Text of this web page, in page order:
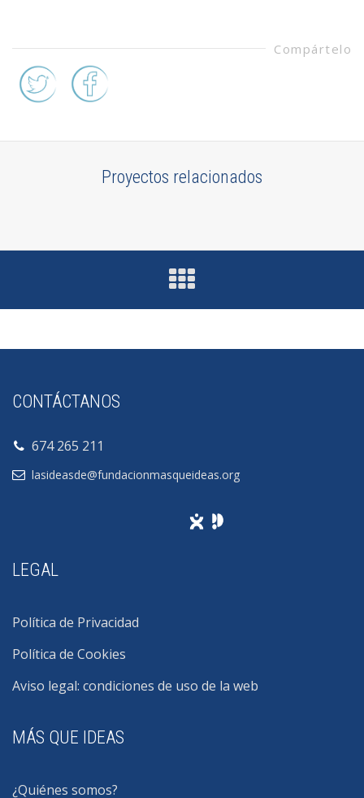
Compártelo
Proyectos relacionados
CONTÁCTANOS
674 265 211
lasideasde@fundacionmasqueideas.org
LEGAL
Política de Privacidad
Política de Cookies
Aviso legal: condiciones de uso de la web
MÁS QUE IDEAS
¿Quiénes somos?